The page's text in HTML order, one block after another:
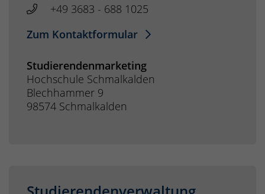
+49 3683 - 688 1025
Zum Kontaktformular
Studierendenmarketing
Hochschule Schmalkalden
Blechhammer 9
98574 Schmalkalden